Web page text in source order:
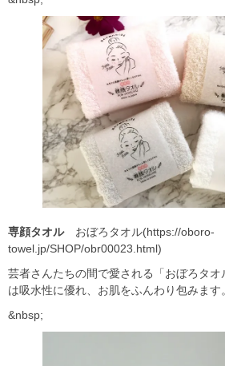
専顔タオルおぼろタオル(https://oboro-
towel.jp/SHOP/obr00023.html)
芸者さんたちの間で愛される「おぼろタ
は吸水性に優れ、お肌をふんわり包みます。
&nbsp;